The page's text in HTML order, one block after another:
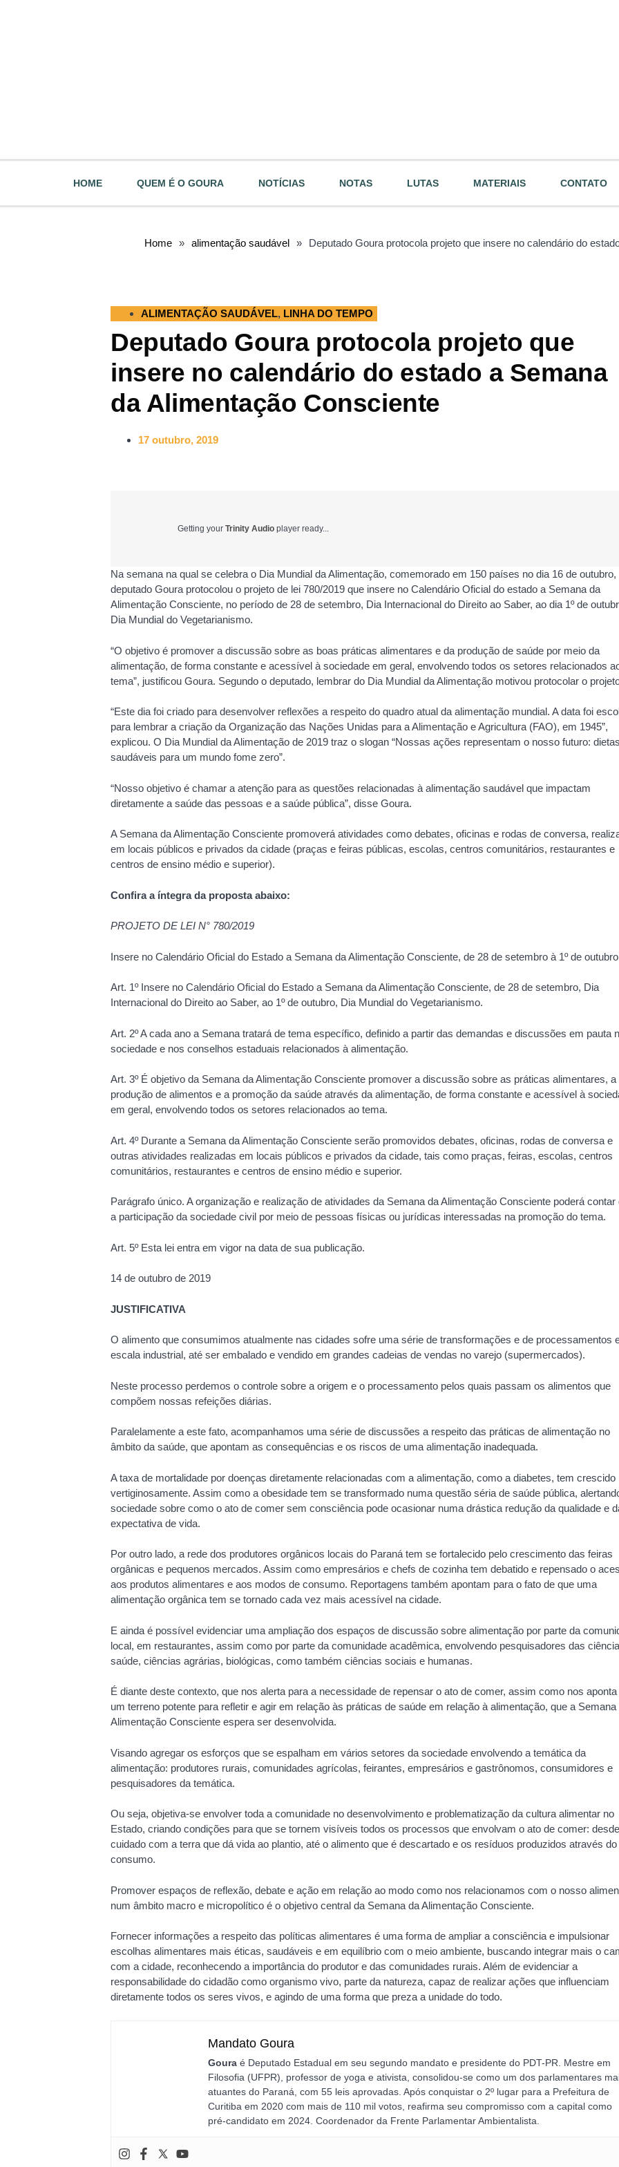
HOME QUEM É O GOURA NOTÍCIAS NOTAS LUTAS MATERIAIS CONTATO
Home » alimentação saudável » Deputado Goura protocola projeto que insere no calendário do
ALIMENTAÇÃO SAUDÁVEL, LINHA DO TEMPO
Deputado Goura protocola projeto que
insere no calendário do estado a Semana
da Alimentação Consciente
17 outubro, 2019
Getting your Trinity Audio player ready...
Na semana na qual se celebra o Dia Mundial da Alimentação, comemorado em 150 países no dia 16 de outubro,
deputado Goura protocolou o projeto de lei 780/2019 que insere no Calendário Oficial do estado a Semana da
Alimentação Consciente, no período de 28 de setembro, Dia Internacional do Direito ao Saber, ao dia 1º de
Dia Mundial do Vegetarianismo.
“O objetivo é promover a discussão sobre as boas práticas alimentares e da produção de saúde por meio da
alimentação, de forma constante e acessível à sociedade em geral, envolvendo todos os setores relacionados
tema”, justificou Goura. Segundo o deputado, lembrar do Dia Mundial da Alimentação motivou protocolar o
“Este dia foi criado para desenvolver reflexões a respeito do quadro atual da alimentação mundial. A data foi
para lembrar a criação da Organização das Nações Unidas para a Alimentação e Agricultura (FAO), em 1945”,
explicou. O Dia Mundial da Alimentação de 2019 traz o slogan “Nossas ações representam o nosso futuro: dietas
saudáveis para um mundo fome zero”.
“Nosso objetivo é chamar a atenção para as questões relacionadas à alimentação saudável que impactam
diretamente a saúde das pessoas e a saúde pública”, disse Goura.
A Semana da Alimentação Consciente promoverá atividades como debates, oficinas e rodas de conversa,
em locais públicos e privados da cidade (praças e feiras públicas, escolas, centros comunitários, restaurantes e
centros de ensino médio e superior).
Confira a íntegra da proposta abaixo:
PROJETO DE LEI N° 780/2019
Insere no Calendário Oficial do Estado a Semana da Alimentação Consciente, de 28 de setembro à 1º de
Art. 1º Insere no Calendário Oficial do Estado a Semana da Alimentação Consciente, de 28 de setembro, Dia
Internacional do Direito ao Saber, ao 1º de outubro, Dia Mundial do Vegetarianismo.
Art. 2º A cada ano a Semana tratará de tema específico, definido a partir das demandas e discussões em pauta
sociedade e nos conselhos estaduais relacionados à alimentação.
Art. 3º É objetivo da Semana da Alimentação Consciente promover a discussão sobre as práticas alimentares, a
produção de alimentos e a promoção da saúde através da alimentação, de forma constante e acessível à
em geral, envolvendo todos os setores relacionados ao tema.
Art. 4º Durante a Semana da Alimentação Consciente serão promovidos debates, oficinas, rodas de conversa e
outras atividades realizadas em locais públicos e privados da cidade, tais como praças, feiras, escolas, centros
comunitários, restaurantes e centros de ensino médio e superior.
Parágrafo único. A organização e realização de atividades da Semana da Alimentação Consciente poderá contar
a participação da sociedade civil por meio de pessoas físicas ou jurídicas interessadas na promoção do tema.
Art. 5º Esta lei entra em vigor na data de sua publicação.
14 de outubro de 2019
JUSTIFICATIVA
O alimento que consumimos atualmente nas cidades sofre uma série de transformações e de processamentos
escala industrial, até ser embalado e vendido em grandes cadeias de vendas no varejo (supermercados).
Neste processo perdemos o controle sobre a origem e o processamento pelos quais passam os alimentos que
compõem nossas refeições diárias.
Paralelamente a este fato, acompanhamos uma série de discussões a respeito das práticas de alimentação no
âmbito da saúde, que apontam as consequências e os riscos de uma alimentação inadequada.
A taxa de mortalidade por doenças diretamente relacionadas com a alimentação, como a diabetes, tem crescido
vertiginosamente. Assim como a obesidade tem se transformado numa questão séria de saúde pública,
sociedade sobre como o ato de comer sem consciência pode ocasionar numa drástica redução da qualidade e
expectativa de vida.
Por outro lado, a rede dos produtores orgânicos locais do Paraná tem se fortalecido pelo crescimento das feiras
orgânicas e pequenos mercados. Assim como empresários e chefs de cozinha tem debatido e repensado o
aos produtos alimentares e aos modos de consumo. Reportagens também apontam para o fato de que uma
alimentação orgânica tem se tornado cada vez mais acessível na cidade.
E ainda é possível evidenciar uma ampliação dos espaços de discussão sobre alimentação por parte da
local, em restaurantes, assim como por parte da comunidade acadêmica, envolvendo pesquisadores das
saúde, ciências agrárias, biológicas, como também ciências sociais e humanas.
É diante deste contexto, que nos alerta para a necessidade de repensar o ato de comer, assim como nos aponta
um terreno potente para refletir e agir em relação às práticas de saúde em relação à alimentação, que a Semana
Alimentação Consciente espera ser desenvolvida.
Visando agregar os esforços que se espalham em vários setores da sociedade envolvendo a temática da
alimentação: produtores rurais, comunidades agrícolas, feirantes, empresários e gastrônomos, consumidores e
pesquisadores da temática.
Ou seja, objetiva-se envolver toda a comunidade no desenvolvimento e problematização da cultura alimentar no
Estado, criando condições para que se tornem visíveis todos os processos que envolvam o ato de comer:
cuidado com a terra que dá vida ao plantio, até o alimento que é descartado e os resíduos produzidos através do
consumo.
Promover espaços de reflexão, debate e ação em relação ao modo como nos relacionamos com o nosso
num âmbito macro e micropolítico é o objetivo central da Semana da Alimentação Consciente.
Fornecer informações a respeito das políticas alimentares é uma forma de ampliar a consciência e impulsionar
escolhas alimentares mais éticas, saudáveis e em equilíbrio com o meio ambiente, buscando integrar mais o
com a cidade, reconhecendo a importância do produtor e das comunidades rurais. Além de evidenciar a
responsabilidade do cidadão como organismo vivo, parte da natureza, capaz de realizar ações que influenciam
diretamente todos os seres vivos, e agindo de uma forma que preza a unidade do todo.
Mandato Goura
Goura é Deputado Estadual em seu segundo mandato e presidente do PDT-PR. Mestre em
Filosofia (UFPR), professor de yoga e ativista, consolidou-se como um dos parlamentares
atuantes do Paraná, com 55 leis aprovadas. Após conquistar o 2º lugar para a Prefeitura de
Curitiba em 2020 com mais de 110 mil votos, reafirma seu compromisso com a capital como
pré-candidato em 2024. Coordenador da Frente Parlamentar Ambientalista.